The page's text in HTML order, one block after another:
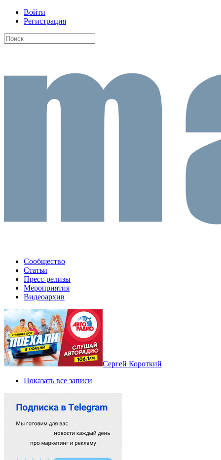
Войти
Регистрация
Сообщество
Статьи
Пресс-релизы
Мероприятия
Видеоархив
Сергей Короткий
Показать все записи